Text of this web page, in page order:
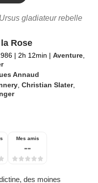
gladiateur rebelle
Rose
| 2h 12min | Aventure
Annaud
,Christian Slater,
Mes amis
--
des moines